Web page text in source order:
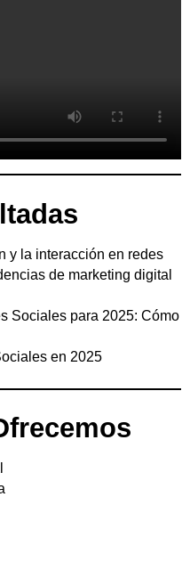
y la interacción en redes
de marketing digital
Sociales para 2025: Cómo
en 2025